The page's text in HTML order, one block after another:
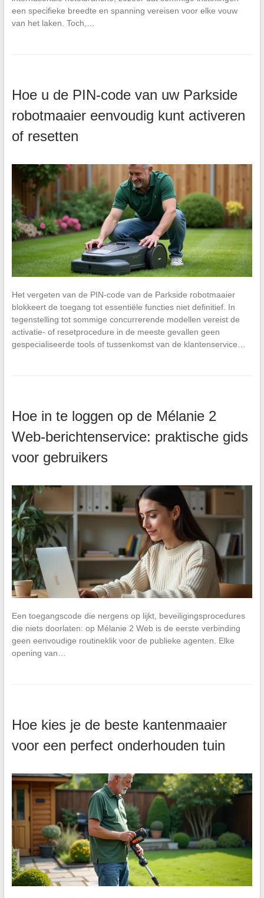
een specifieke breedte en spanning vereisen voor elke vouw
van het laken. Toch,…
Hoe u de PIN-code van uw Parkside
robotmaaier eenvoudig kunt activeren
of resetten
Het vergeten van de PIN-code van de Parkside robotmaaier
blokkeert de toegang tot essentiële functies niet definitief. In
tegenstelling tot sommige concurrerende modellen vereist de
activatie- of resetprocedure in de meeste gevallen geen
gespecialiseerde tools of tussenkomst van de klantenservice…
Hoe in te loggen op de Mélanie 2
Web-berichtenservice: praktische gids
voor gebruikers
Een toegangscode die nergens op lijkt, beveiligingsprocedures
die niets doorlaten: op Mélanie 2 Web is de eerste verbinding
geen eenvoudige routineklik voor de publieke agenten. Elke
opening van…
Hoe kies je de beste kantenmaaier
voor een perfect onderhouden tuin